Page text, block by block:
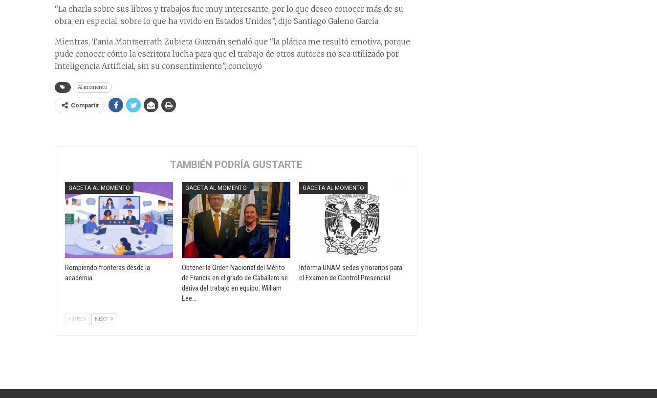
“La charla sobre sus libros y trabajos fue muy interesante, por lo que deseo conocer más de su
obra, en especial, sobre lo que ha vivido en Estados Unidos”, dijo Santiago Galeno García.
Mientras, Tania Montserrath Zubieta Guzmán señaló que “la plática me resultó emotiva, porque
pude conocer cómo la escritora lucha para que el trabajo de otros autores no sea utilizado por
Inteligencia Artificial, sin su consentimiento”, concluyó
Al momento
Compartir
TAMBIÉN PODRÍA GUSTARTE
GACETA AL MOMENTO
Rompiendo fronteras desde la
academia
GACETA AL MOMENTO
Obtener la Orden Nacional del Mérito
de Francia en el grado de Caballero se
deriva del trabajo en equipo: William
Lee…
GACETA AL MOMENTO
Informa UNAM sedes y horarios para
el Examen de Control Presencial
PREV NEXT